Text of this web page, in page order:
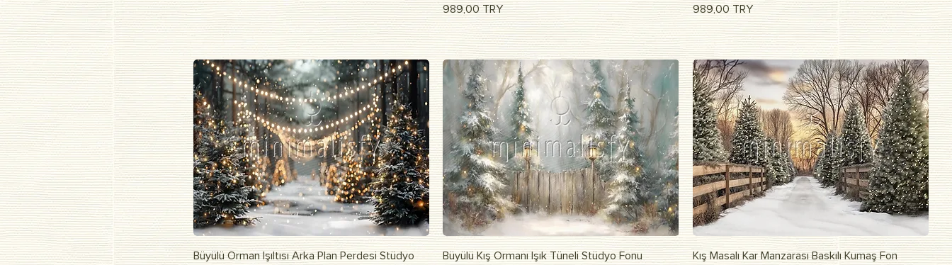
Prezzo
989,00 TRY
Prezzo
989,00 TRY
Vista rapida
Büyülü Orman Işıltısı Arka Plan Perdesi Stüdyo
Vista rapida
Büyülü Kış Ormanı Işık Tüneli Stüdyo Fonu
Vista rapida
Kış Masalı Kar Manzarası Baskılı Kumaş Fon